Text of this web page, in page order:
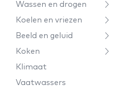
Wassen en drogen
Koelen en vriezen
Beeld en geluid
Koken
Klimaat
Vaatwassers